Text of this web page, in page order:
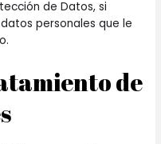
de Datos, si
personales que le
de